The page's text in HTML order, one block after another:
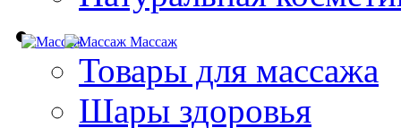
Массаж
Товары для массажа
Шары здоровья